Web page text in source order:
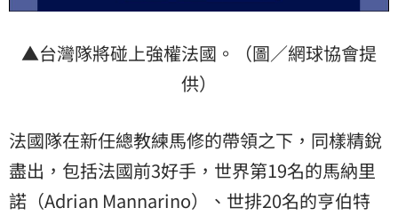
▲台灣隊將碰上強權法國。（圖／網球協會提
供）
法國隊在新任總教練馬修的帶領之下，同樣精銳
盡出，包括法國前3好手，世界第19名的馬納里
諾（Adrian Mannarino）、世排20名的亨伯特